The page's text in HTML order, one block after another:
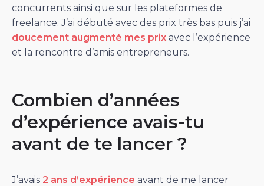
concurrents ainsi que sur les plateformes de
freelance. J’ai débuté avec des prix très bas puis j’ai
doucement augmenté mes prix avec l’expérience
et la rencontre d’amis entrepreneurs.
Combien d’années
d’expérience avais-tu
avant de te lancer ?
J’avais 2 ans d’expérience avant de me lancer